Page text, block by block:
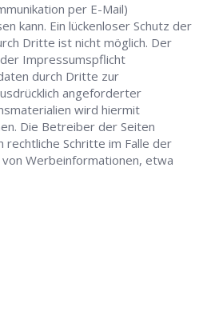
per E-Mail)
kann. Ein lückenloser Schutz der
Dritte ist nicht möglich. Der
Impressumspflicht
durch Dritte zur
angeforderter
wird hiermit
Die Betreiber der Seiten
rechtliche Schritte im Falle der
Werbeinformationen, etwa